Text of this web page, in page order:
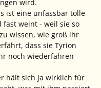
wird.
ist eine unfassbar tolle
fast weint - weil sie so
wissen, wie groß ihr
dass sie Tyrion
noch wiederfahren
hält sich ja wirklich für